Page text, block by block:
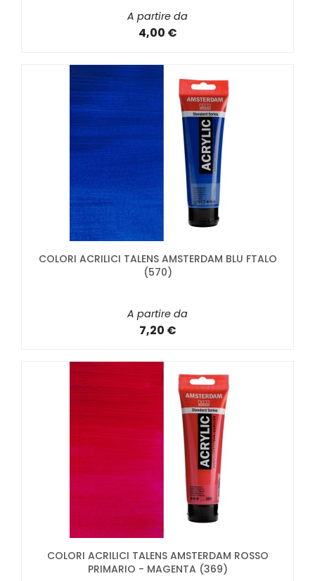
A partire da
4,00 €
COLORI ACRILICI TALENS AMSTERDAM BLU FTALO
(570)
A partire da
7,20 €
COLORI ACRILICI TALENS AMSTERDAM ROSSO
PRIMARIO - MAGENTA (369)